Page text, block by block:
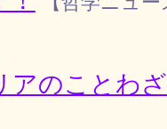
アのことわ